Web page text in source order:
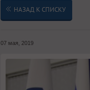
НАЗАД К СПИСКУ
07 мая, 2019